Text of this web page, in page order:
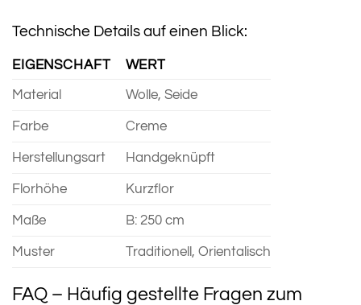
Technische Details auf einen Blick:
EIGENSCHAFT WERT
Material Wolle, Seide
Farbe Creme
Herstellungsart Handgeknüpft
Florhöhe Kurzflor
Maße B: 250 cm
Muster Traditionell, Orientalisch
FAQ – Häufig gestellte Fragen zum